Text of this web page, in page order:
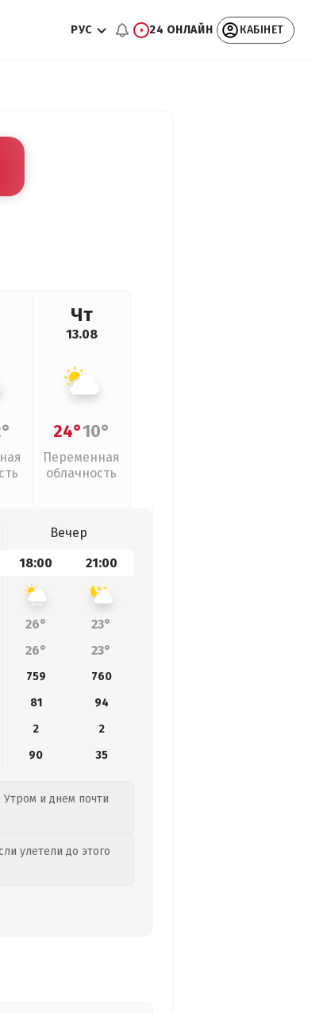
РУС 24 ОНЛАЙН КАБІНЕТ
Чт
13.08
24°10°
Переменная
облачность
Вечер
18:00 21:00
26°
23°
26° 23°
759
760
81
94
2
2
90 35
Утром и днем почти
улетели до этого